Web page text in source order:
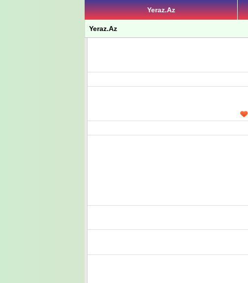
Yeraz.Az
Yeraz.Az